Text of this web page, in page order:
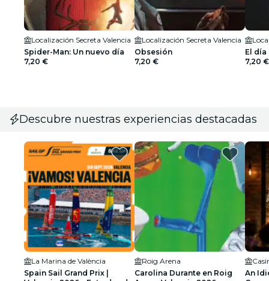
Localización Secreta Valencia
Spider-Man: Un nuevo día
7,20 €
Localización Secreta Valencia
Obsesión
7,20 €
El
7,20 €
Descubre nuestras experiencias destacadas
La Marina de València
Spain Sail Grand Prix |
Roig Arena
Carolina Durante en Roig
An